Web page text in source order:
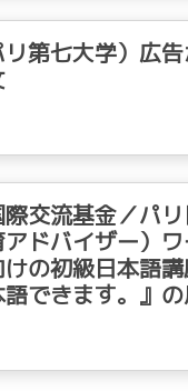
第七大学）広
交流基金／パ
ドバイザー）
の初級日本語
できます。』